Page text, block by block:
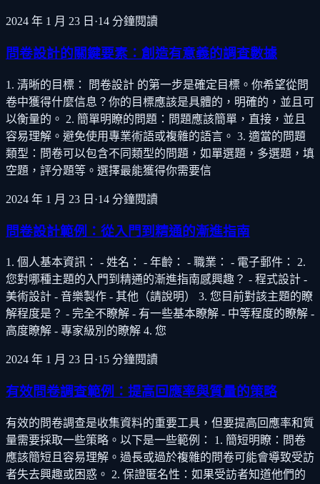
2024 年 1 月 23 日 ·14 分鐘閱讀
問卷設計的關鍵要素：創造有意義的調查數據
1. 清晰的目標： 問卷設計 的第一步是確定目標。你希望從問
卷中獲得什麼信息？你的目標應該是具體的，明確的，並且可
以衡量的。 2. 簡單明瞭的問題：問題應該簡單，直接，並且
容易理解。避免使用專業術語或複雜的語言。 3. 適當的問題
類型：問卷可以包含不同類型的問題，如單選題，多選題，填
空題，評分題等。選擇最能獲得你需要信
2024 年 1 月 23 日 ·14 分鐘閱讀
問卷設計範例：從入門到精通的漸進指南
1. 個人基本資訊： - 姓名： - 年齡： - 職業： - 電子郵件： 2.
您對哪種主題的入門到精通的漸進指南感興趣？ - 程式設計 -
美術設計 - 音樂製作 - 其他（請說明） 3. 您目前對該主題的瞭
解程度是？ - 完全不瞭解 - 有一些基本瞭解 - 中等程度的瞭解 -
高度瞭解 - 專家級別的瞭解 4. 您
2024 年 1 月 23 日 ·15 分鐘閱讀
有效問卷調查範例：提高回應率與質量的策略
有效的問卷調查是收集資料的重要工具，但要提高回應率和質
量需要採取一些策略。以下是一些範例： 1. 簡短明瞭：問卷
應該簡短且容易理解。過長或過於複雜的問卷可能會導致受訪
者失去興趣或困惑。 2. 保證匿名性：如果受訪者知道他們的